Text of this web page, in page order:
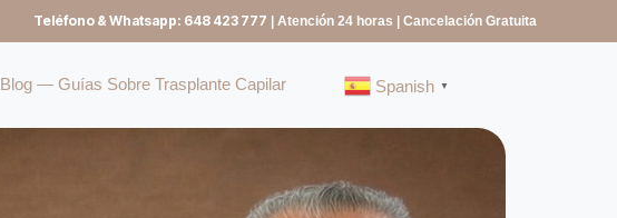
Teléfono & Whatsapp: 648 423 777 | Atención 24 horas | Cancelación Gratuita
Blog — Guías Sobre Trasplante Capilar Spanish ▼